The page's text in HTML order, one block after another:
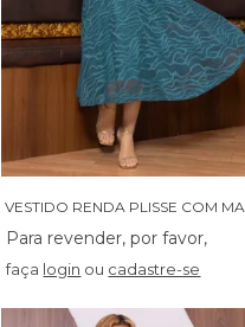
faça login ou cadastre-se